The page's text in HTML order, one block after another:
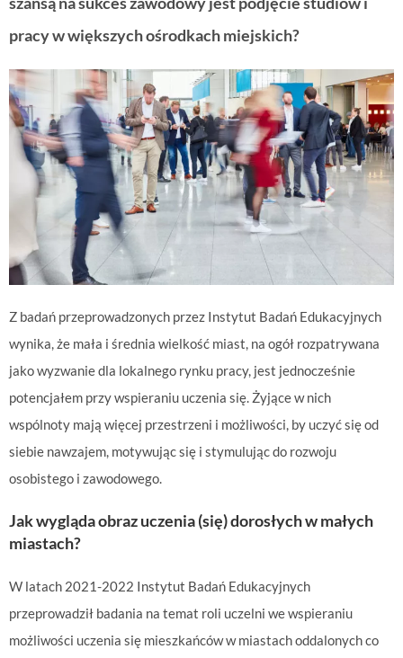
pracy w większych ośrodkach miejskich?
Z badań przeprowadzonych przez Instytut Badań Edukacyjnych
wynika, że mała i średnia wielkość miast, na ogół rozpatrywana
jako wyzwanie dla lokalnego rynku pracy, jest jednocześnie
potencjałem przy wspieraniu uczenia się. Żyjące w nich
wspólnoty mają więcej przestrzeni i możliwości, by uczyć się od
siebie nawzajem, motywując się i stymulując do rozwoju
osobistego i zawodowego.
Jak wygląda obraz uczenia (się) dorosłych w małych
miastach?
W latach 2021-2022 Instytut Badań Edukacyjnych
przeprowadził badania na temat roli uczelni we wspieraniu
możliwości uczenia się mieszkańców w miastach oddalonych co